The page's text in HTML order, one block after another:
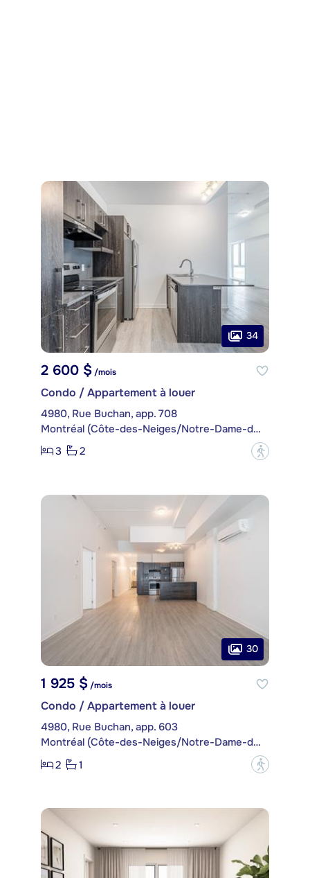
34
2 600 $ /mois
Condo / Appartement à louer
4980, Rue Buchan, app. 708
Montréal (Côte-des-Neiges/Notre-Dame-de-Grâce)
3
2 ?
30
1 925 $/mois
Condo / Appartement à louer
4980, Rue Buchan, app. 603
Montréal (Côte-des-Neiges/Notre-Dame-de-Grâce)
2
1 ?